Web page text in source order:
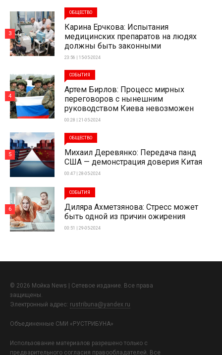
ОБЩЕСТВО
Карина Ерчкова: Испытания
медицинских препаратов на людях
должны быть законными
23:56 | 15-05-2024
3
СОБЫТИЯ
Артем Бирлов: Процесс мирных
переговоров с нынешним
руководством Киева невозможен
00:28 | 21-05-2024
4
ОБЩЕСТВО
Михаил Деревянко: Передача панд
США — демонстрация доверия Китая
00:47 | 28-05-2024
5
СОБЫТИЯ
Диляра Ахметзянова: Стресс может
быть одной из причин ожирения
00:51 | 29-05-2024
6
© 2026 Мойка News | Сетевое издание. Все права
защищены.
Электронный адрес: rustribuna@yandex.ru
Объединенные СМИ «РУСТРИБУНА»
Использование материалов разрешено только с
предварительного согласия правообладателей. Все